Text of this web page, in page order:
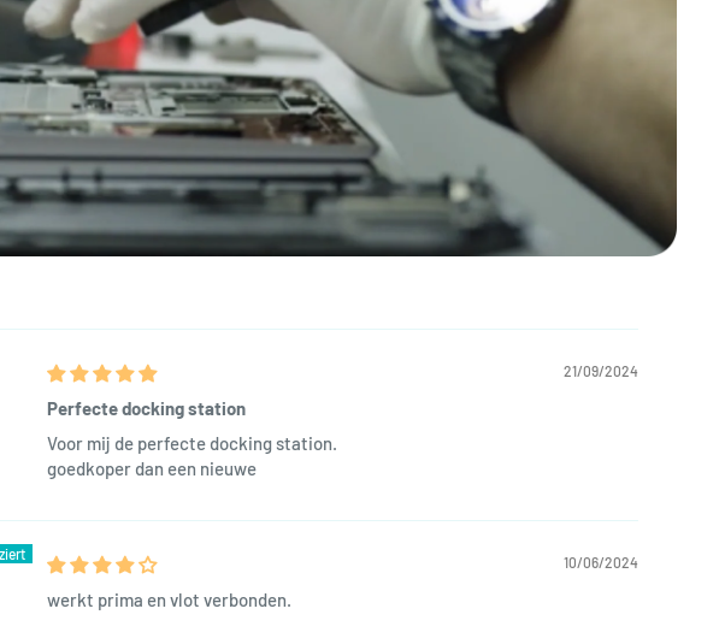
21/09/2024
Perfecte docking station
Voor mij de perfecte docking station.
goedkoper dan een nieuwe
10/06/2024
werkt prima en vlot verbonden.